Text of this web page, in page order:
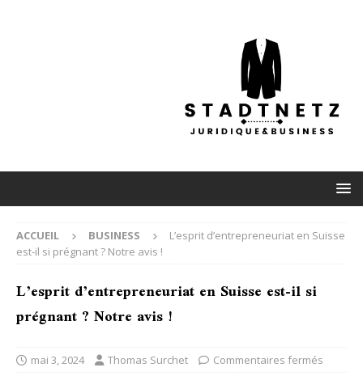
ACCUEIL BUSINESS
L’esprit d’entrepreneuriat en Suisse
est-il si prégnant ? Notre avis !
L’esprit d’entrepreneuriat en Suisse est-il si
prégnant ? Notre avis !
mai 3, 2024 Thomas Surchet Commentaires fermés